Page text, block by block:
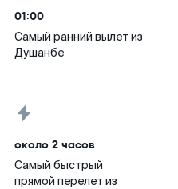
01:00
Самый ранний вылет из
Душанбе
около 2 часов
Самый быстрый
прямой перелет из